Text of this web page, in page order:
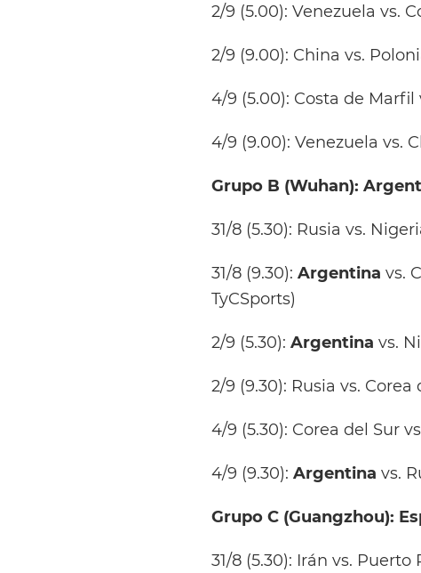
2/9 (5.00): Venezuela vs.
2/9 (9.00): China vs.
4/9 (5.00): Costa de Marfil
4/9 (9.00): Venezuela vs.
Grupo B (Wuhan):
31/8 (5.30): Rusia vs.
31/8 (9.30): Argentina vs.
TyCSports)
2/9 (5.30): Argentina vs.
2/9 (9.30): Rusia vs. Corea
4/9 (5.30): Corea del Sur
4/9 (9.30): Argentina vs.
Grupo C (Guangzhou):
31/8 (5.30): Irán vs. Puerto